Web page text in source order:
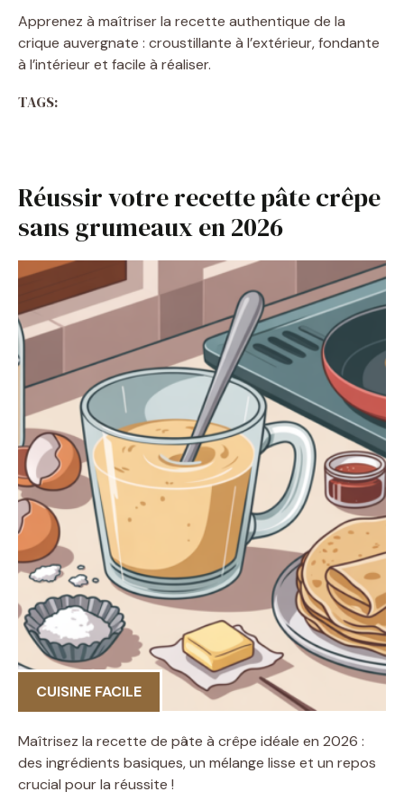
Apprenez à maîtriser la recette authentique de la
crique auvergnate : croustillante à l’extérieur, fondante
à l’intérieur et facile à réaliser.
TAGS:
Réussir votre recette pâte crêpe
sans grumeaux en 2026
CUISINE FACILE
Maîtrisez la recette de pâte à crêpe idéale en 2026 :
des ingrédients basiques, un mélange lisse et un repos
crucial pour la réussite !